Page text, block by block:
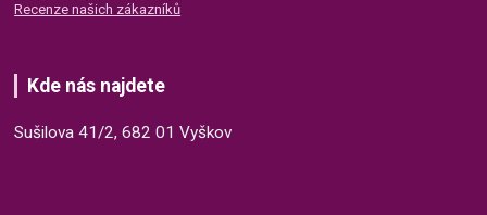
Recenze našich zákazníků
Kde nás najdete
Sušilova 41/2, 682 01 Vyškov